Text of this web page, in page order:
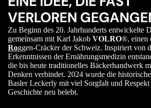
VERLOREN
Zu Beginn des 20. Jahrhunderts entwickelte
gemeinsam mit Karl Jakob VOLRO®, einen
Roggen-Cräcker der Schweiz. Inspiriert von
Erkenntnissen der Ernährungsmedizin
die bis heute traditionelles Bäckerhandwerk
Denken verbindet. 2024 wurde die
Basler Leckerly mit viel Sorgfalt und
Geschichte neu belebt.